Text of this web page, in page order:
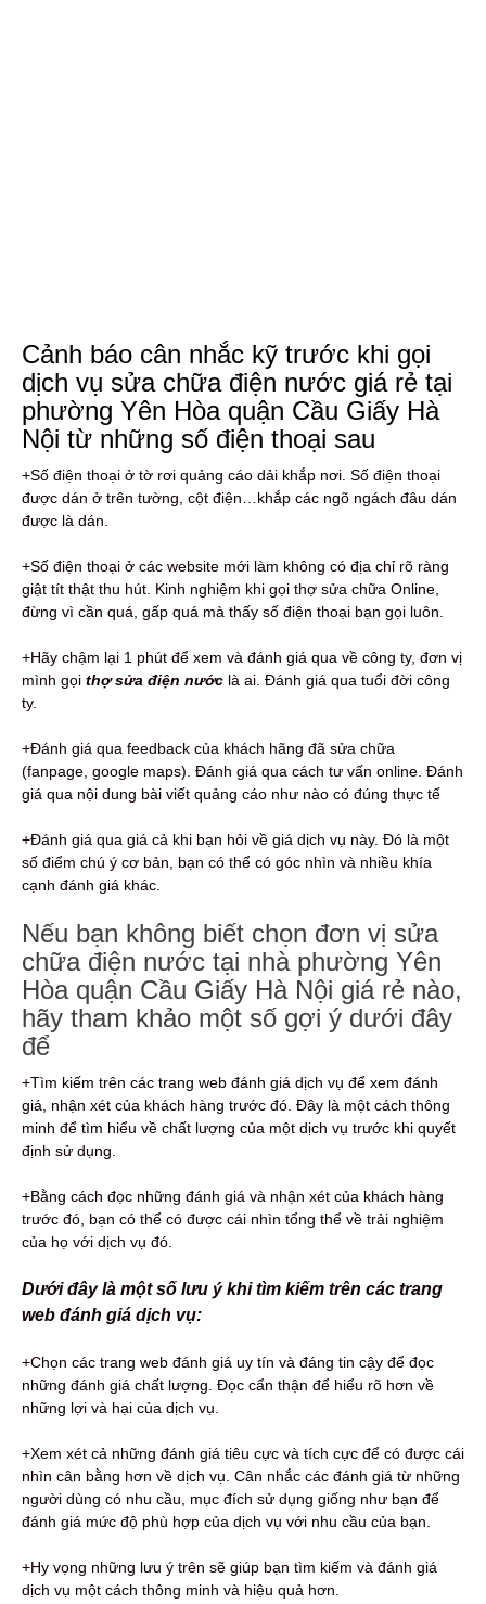
Cảnh báo cân nhắc kỹ trước khi gọi
dịch vụ sửa chữa điện nước giá rẻ tại
phường Yên Hòa quận Cầu Giấy Hà
Nội từ những số điện thoại sau
+Số điện thoại ở tờ rơi quảng cáo dải khắp nơi. Số điện thoại
được dán ở trên tường, cột điện…khắp các ngõ ngách đâu dán
được là dán.
+Số điện thoại ở các website mới làm không có địa chỉ rõ ràng
giật tít thật thu hút. Kinh nghiệm khi gọi thợ sửa chữa Online,
đừng vì cần quá, gấp quá mà thấy số điện thoại bạn gọi luôn.
+Hãy chậm lại 1 phút để xem và đánh giá qua về công ty, đơn vị
mình gọi thợ sửa điện nước là ai. Đánh giá qua tuổi đời công
ty.
+Đánh giá qua feedback của khách hãng đã sửa chữa
(fanpage, google maps). Đánh giá qua cách tư vấn online. Đánh
giá qua nội dung bài viết quảng cáo như nào có đúng thực tế
+Đánh giá qua giá cả khi bạn hỏi về giá dịch vụ này. Đó là một
số điểm chú ý cơ bản, bạn có thể có góc nhìn và nhiều khía
cạnh đánh giá khác.
Nếu bạn không biết chọn đơn vị sửa
chữa điện nước tại nhà phường Yên
Hòa quận Cầu Giấy Hà Nội giá rẻ nào,
hãy tham khảo một số gợi ý dưới đây
để
+Tìm kiếm trên các trang web đánh giá dịch vụ để xem đánh
giá, nhận xét của khách hàng trước đó. Đây là một cách thông
minh để tìm hiểu về chất lượng của một dịch vụ trước khi quyết
định sử dụng.
+Bằng cách đọc những đánh giá và nhận xét của khách hàng
trước đó, bạn có thể có được cái nhìn tổng thể về trải nghiệm
của họ với dịch vụ đó.
Dưới đây là một số lưu ý khi tìm kiếm trên các trang
web đánh giá dịch vụ:
+Chọn các trang web đánh giá uy tín và đáng tin cậy để đọc
những đánh giá chất lượng. Đọc cẩn thận để hiểu rõ hơn về
những lợi và hại của dịch vụ.
+Xem xét cả những đánh giá tiêu cực và tích cực để có được cái
nhìn cân bằng hơn về dịch vụ. Cân nhắc các đánh giá từ những
người dùng có nhu cầu, mục đích sử dụng giống như bạn để
đánh giá mức độ phù hợp của dịch vụ với nhu cầu của bạn.
+Hy vọng những lưu ý trên sẽ giúp bạn tìm kiếm và đánh giá
dịch vụ một cách thông minh và hiệu quả hơn.